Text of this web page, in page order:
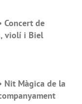
Concert de
violí i Biel
Nit Màgica de la